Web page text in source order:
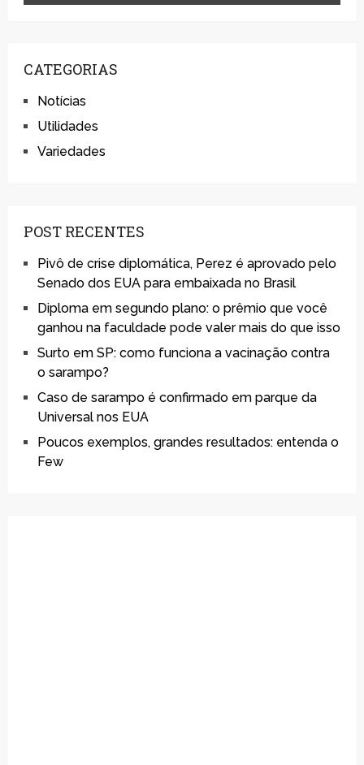
CATEGORIAS
Notícias
Utilidades
Variedades
POST RECENTES
Pivô de crise diplomática, Perez é aprovado pelo
Senado dos EUA para embaixada no Brasil
Diploma em segundo plano: o prêmio que você
ganhou na faculdade pode valer mais do que isso
Surto em SP: como funciona a vacinação contra
o sarampo?
Caso de sarampo é confirmado em parque da
Universal nos EUA
Poucos exemplos, grandes resultados: entenda o
Few